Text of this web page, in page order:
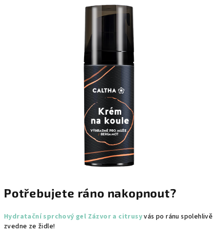
Potřebujete ráno nakopnout?
Hydratační sprchový gel Zázvor a citrusyvás po ránu spolehlivě
zvedne ze židle!